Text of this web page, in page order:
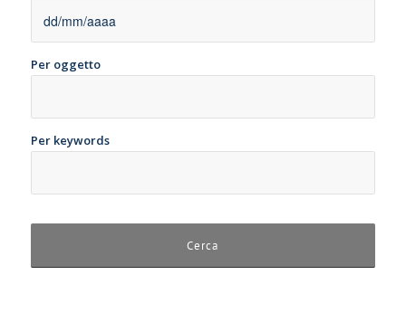
Per oggetto
Per keywords